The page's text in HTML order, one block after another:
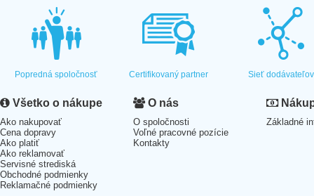
Popredná spoločnosť Certifikovaný partner Sieť dodávateľov
Všetko o nákupe
Ako nakupovať
Cena dopravy
Ako platiť
Ako reklamovať
Servisné strediská
Obchodné podmienky
Reklamačné podmienky
O nás
O spoločnosti
Voľné pracovné pozície
Kontakty
Základné